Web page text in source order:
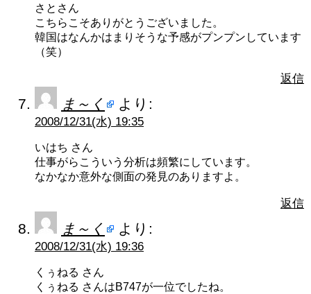
さとさん
こちらこそありがとうございました。
韓国はなんかはまりそうな予感がプンプンしています
（笑）
返信
ま～く より:
2008/12/31(水) 19:35
いはち さん
仕事がらこういう分析は頻繁にしています。
なかなか意外な側面の発見のありますよ。
返信
ま～く より:
2008/12/31(水) 19:36
くぅねる さん
くぅねる さんはB747が一位でしたね。